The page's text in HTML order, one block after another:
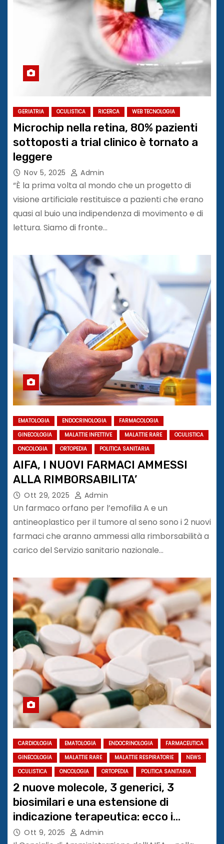
GERIATRIA OCULISTICA RICERCA WEB TECNOLOGIA
Microchip nella retina, 80% pazienti
sottoposti a trial clinico è tornato a
leggere
Nov 5, 2025 Admin
“È la prima volta al mondo che un progetto di
visione artificiale restituisce a pazienti che erano
quasi al buio una indipendenza di movimento e di
lettura. Siamo di fronte…
EMATOLOGIA ENDOCRINOLOGIA
FARMACOLOGIA
GINECOLOGIA
MALATTIE INFETTIVE MALATTIE RARE
OCULISTICA
ONCOLOGIA
ORTOPEDIA POLITICA SANITARIA
AIFA, I NUOVI FARMACI AMMESSI
ALLA RIMBORSABILITA’
Ott 29, 2025 Admin
Un farmaco orfano per l’emofilia A e un
antineoplastico per il tumore al seno sono i 2 nuovi
farmaci che aranno ammessi alla rimborsabilità a
carico del Servizio sanitario nazionale…
CARDIOLOGIA EMATOLOGIA ENDOCRINOLOGIA
FARMACEUTICA
GINECOLOGIA
MALATTIE RARE MALATTIE RESPIRATORIE
NEWS
OCULISTICA
ONCOLOGIA ORTOPEDIA POLITICA SANITARIA
2 nuove molecole, 3 generici, 3
biosimilari e una estensione di
indicazione terapeutica: ecco i
farmaci ammessi alla rimborsabilità
Ott 9, 2025 Admin